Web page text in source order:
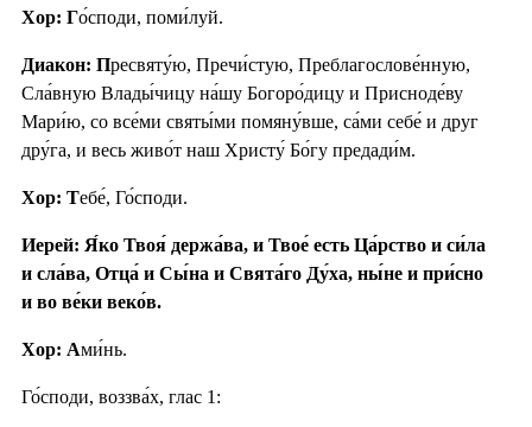
Хор: Го́споди, поми́луй.
Диакон: Пресвяту́ю, Пречи́стую, Преблагослове́нную,
Сла́вную Влады́чицу на́шу Богоро́дицу и Присноде́ву
Мари́ю, со все́ми святы́ми помяну́вше, са́ми себе́ и друг
дру́га, и весь живо́т наш Христу́ Бо́гу предади́м.
Хор: Тебе́, Го́споди.
Иерей: Я́ко Твоя́ держа́ва, и Твое́ есть Ца́рство и си́ла
и сла́ва, Отца́ и Сы́на и Свята́го Ду́ха, ны́не и при́сно
и во ве́ки веко́в.
Хор: Ами́нь.
Го́споди, воззва́х, глас 1: